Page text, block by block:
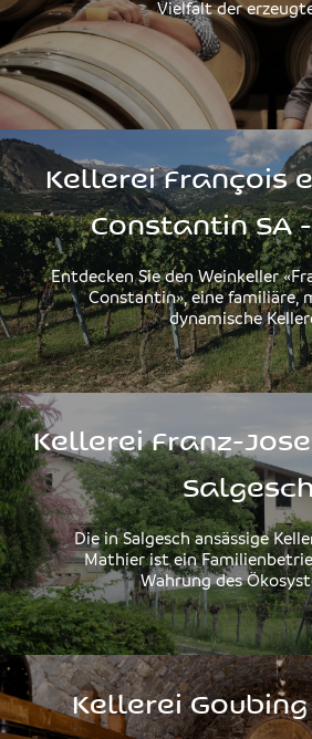
Vielfalt der
Kellerei François
Constantin SA
Entdecken Sie den Weinkeller
Constantin», eine familiäre,
dynamische
Kellerei Franz-
Die in Salgesch ansässige
Mathier ist ein
Wahrung des
Kellerei